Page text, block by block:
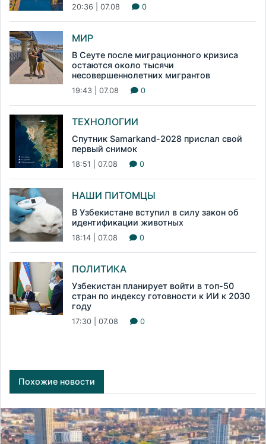
20:36 | 07.08 0
МИР
В Сеуте после миграционного кризиса
остаются около тысячи
несовершеннолетних мигрантов
19:43 | 07.08 0
ТЕХНОЛОГИИ
Спутник Samarkand-2028 прислал свой
первый снимок
18:51 | 07.08 0
НАШИ ПИТОМЦЫ
В Узбекистане вступил в силу закон об
идентификации животных
18:14 | 07.08 0
ПОЛИТИКА
Узбекистан планирует войти в топ-50
стран по индексу готовности к ИИ к 2030
году
17:30 | 07.08 0
Похожие новости